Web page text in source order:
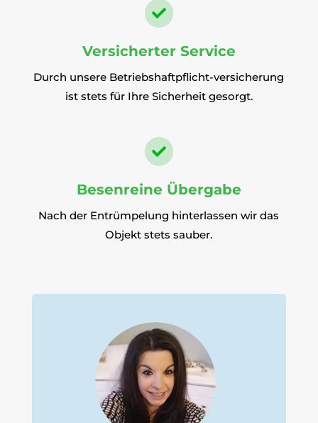

Versicherter Service
Durch unsere Betriebshaftpflicht-versicherung
ist stets für Ihre Sicherheit gesorgt.

Besenreine Übergabe
Nach der Entrümpelung hinterlassen wir das
Objekt stets sauber.